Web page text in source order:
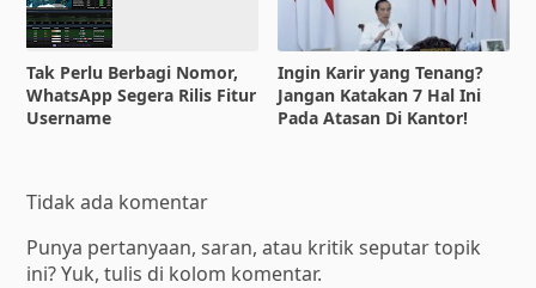
Tak Perlu Berbagi Nomor,
WhatsApp Segera Rilis Fitur
Username
Ingin Karir yang Tenang?
Jangan Katakan 7 Hal Ini
Pada Atasan Di Kantor!
Tidak ada komentar
Punya pertanyaan, saran, atau kritik seputar topik
ini? Yuk, tulis di kolom komentar.